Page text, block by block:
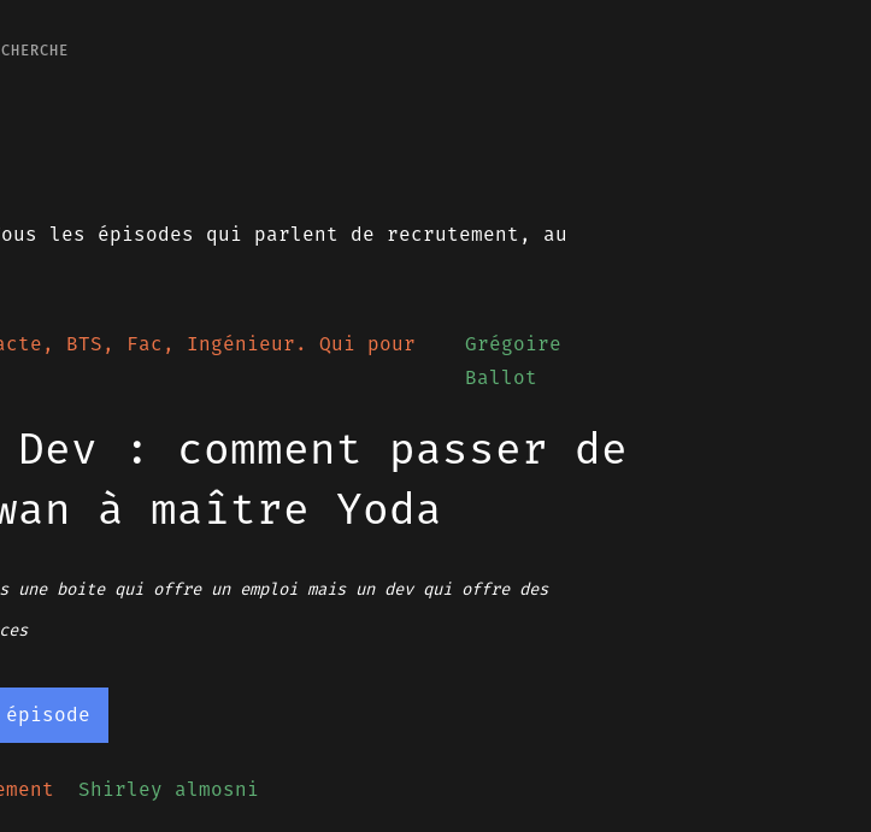
les épisodes qui parlent de recrutement, au
BTS, Fac, Ingénieur. Qui pour
Grégoire
Ballot
: comment passer de
à maître Yoda
une boite qui offre un emploi mais un dev qui offre des
Shirley almosni